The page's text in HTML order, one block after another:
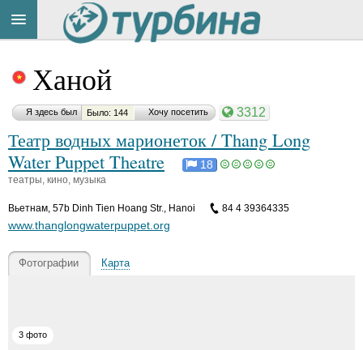
Ханой
Я здесь был Было: 144 Хочу посетить 3312
Театр водных марионеток / Thang Long
Water Puppet Theatre
18
театры, кино, музыка
Вьетнам, 57b Dinh Tien Hoang Str., Hanoi 84 4 39364335
www.thanglongwaterpuppet.org
Фотографии Карта
3 фото
на
сайте: